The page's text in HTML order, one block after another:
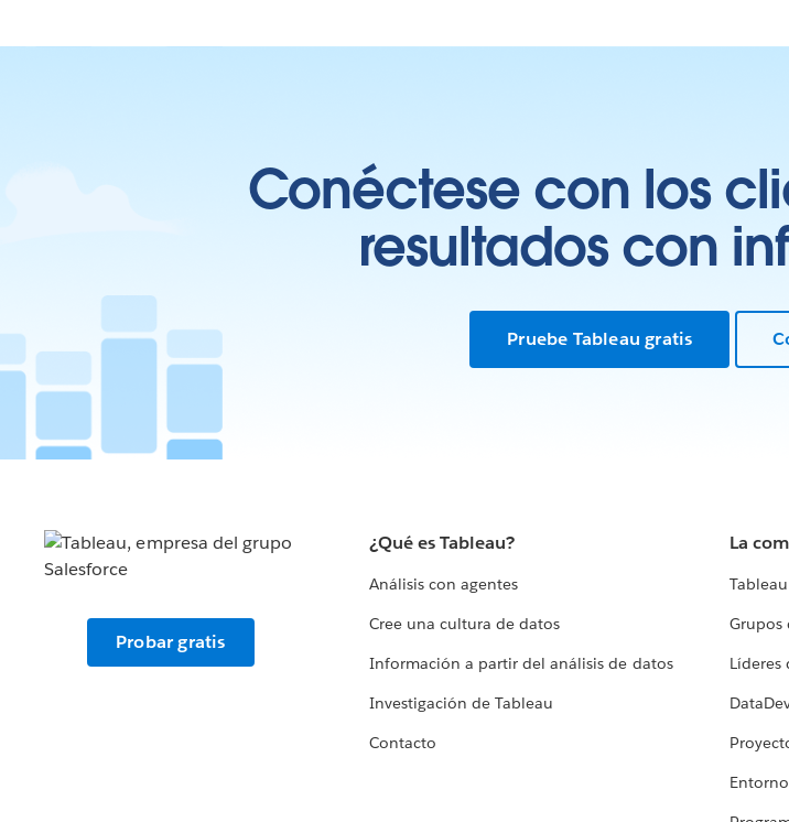
Conéctese con los
resultados con
Pruebe Tableau gratis
Probar gratis
¿Qué es Tableau?
Análisis con agentes
Cree una cultura de datos
Información a partir del análisis de datos
Investigación de Tableau
Contacto
La
Grupos
Líderes